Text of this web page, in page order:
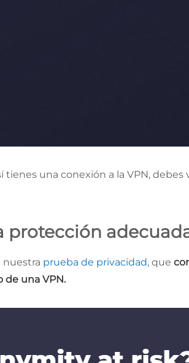
una conexión a la VPN, debes
protección
nuestra prueba de privacidad, que
una VPN.